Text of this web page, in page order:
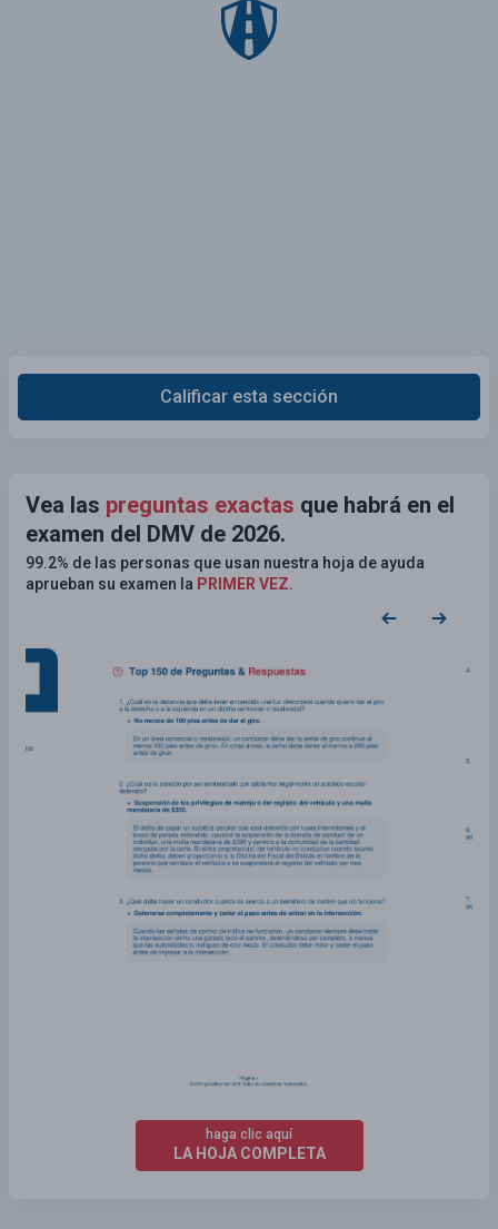
Calificar esta sección
Vea las preguntas exactas que habrá en el
examen del DMV de 2026.
99.2% de las personas que usan nuestra hoja de ayuda
aprueban su examen la PRIMER VEZ.
haga clic aquí
LA HOJA COMPLETA